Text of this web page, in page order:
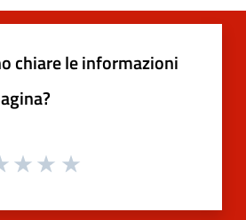
chiare le informazioni